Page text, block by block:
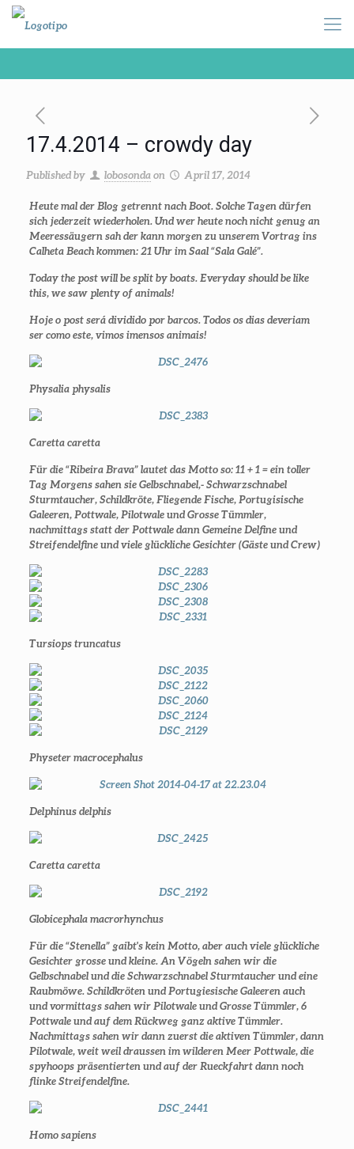
17.4.2014 – crowdy day
Published by lobosonda on April 17, 2014
Heute mal der Blog getrennt nach Boot. Solche Tagen dürfen
sich jederzeit wiederholen. Und wer heute noch nicht genug an
Meeressäugern sah der kann morgen zu unserem Vortrag ins
Calheta Beach kommen: 21 Uhr im Saal “Sala Galé”.
Today the post will be split by boats. Everyday should be like
this, we saw plenty of animals!
Hoje o post será dividido por barcos. Todos os dias deveriam
ser como este, vimos imensos animais!
Physalia physalis
Caretta caretta
Für die “Ribeira Brava” lautet das Motto so: 11 + 1 = ein toller
Tag Morgens sahen sie Gelbschnabel,- Schwarzschnabel
Sturmtaucher, Schildkröte, Fliegende Fische, Portugisische
Galeeren, Pottwale, Pilotwale und Grosse Tümmler,
nachmittags statt der Pottwale dann Gemeine Delfine und
Streifendelfine und viele glückliche Gesichter (Gäste und Crew)
Tursiops truncatus
Physeter macrocephalus
Delphinus delphis
Caretta caretta
Globicephala macrorhynchus
Für die “Stenella” gaibt's kein Motto, aber auch viele glückliche
Gesichter grosse und kleine. An Vögeln sahen wir die
Gelbschnabel und die Schwarzschnabel Sturmtaucher und eine
Raubmöwe. Schildkröten und Portugiesische Galeeren auch
und vormittags sahen wir Pilotwale und Grosse Tümmler, 6
Pottwale und auf dem Rückweg ganz aktive Tümmler.
Nachmittags sahen wir dann zuerst die aktiven Tümmler, dann
Pilotwale, weit weil draussen im wilderen Meer Pottwale, die
spyhoops präsentierten und auf der Rueckfahrt dann noch
flinke Streifendelfine.
Homo sapiens